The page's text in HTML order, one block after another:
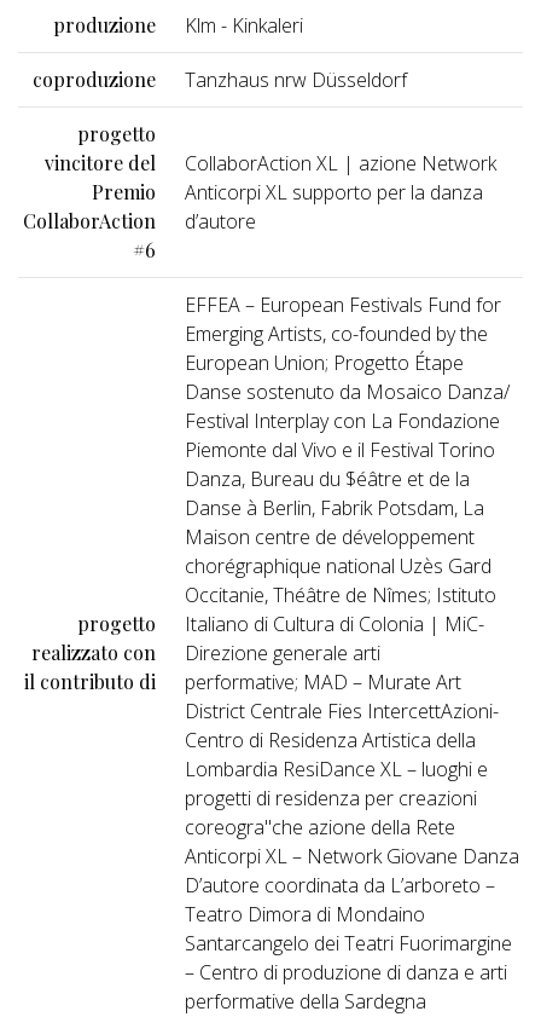
produzione Klm - Kinkaleri
coproduzione Tanzhaus nrw Düsseldorf
progetto
vincitore del
Premio
CollaborAction
#6
CollaborAction XL | azione Network
Anticorpi XL supporto per la danza
d’autore
progetto
realizzato con
il contributo di
EFFEA – European Festivals Fund for
Emerging Artists, co-founded by the
European Union; Progetto Étape
Danse sostenuto da Mosaico Danza/
Festival Interplay con La Fondazione
Piemonte dal Vivo e il Festival Torino
Danza, Bureau du $éâtre et de la
Danse à Berlin, Fabrik Potsdam, La
Maison centre de développement
chorégraphique national Uzès Gard
Occitanie, Théâtre de Nîmes; Istituto
Italiano di Cultura di Colonia | MiC-
Direzione generale arti
performative; MAD – Murate Art
District Centrale Fies IntercettAzioni-
Centro di Residenza Artistica della
Lombardia ResiDance XL – luoghi e
progetti di residenza per creazioni
coreogra"che azione della Rete
Anticorpi XL – Network Giovane Danza
D’autore coordinata da L’arboreto –
Teatro Dimora di Mondaino
Santarcangelo dei Teatri Fuorimargine
– Centro di produzione di danza e arti
performative della Sardegna